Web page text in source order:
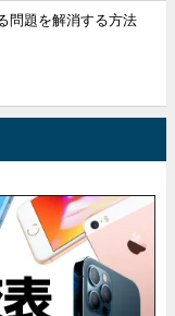
問題を解消する方法